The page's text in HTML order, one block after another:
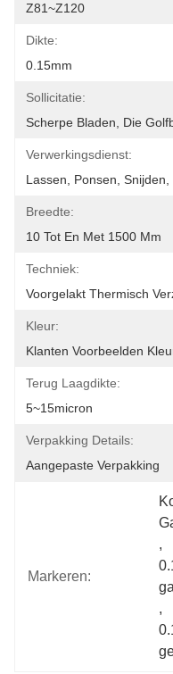
Z81~Z120
Dikte:
0.15mm
Sollicitatie:
Scherpe Bladen, Die
Verwerkingsdienst:
Lassen, Ponsen,
Breedte:
10 Tot En Met 1500 Mm
Techniek:
Voorgelakt Thermisch
Kleur:
Klanten Voorbeelden
Terug Laagdikte:
5~15micron
Verpakking Details:
Aangepaste Verpakking
Markeren:
,
,